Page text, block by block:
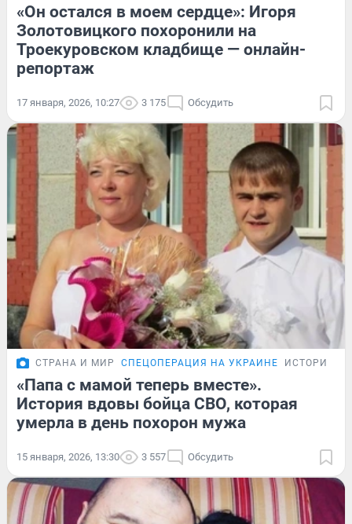
«Он остался в моем сердце»: Игоря
Золотовицкого похоронили на
Троекуровском кладбище — онлайн-
репортаж
17 января, 2026, 10:27 3 175 Обсудить
СТРАНА И МИР СПЕЦОПЕРАЦИЯ НА УКРАИНЕ ИСТОРИИ
«Папа с мамой теперь вместе».
История вдовы бойца СВО, которая
умерла в день похорон мужа
15 января, 2026, 13:30 3 557 Обсудить